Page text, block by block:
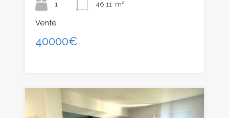
1
46.11 m²
Vente
40000€